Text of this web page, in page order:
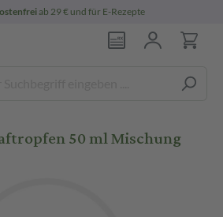
ab 29 € und für E-Rezepte
50 ml Mischung